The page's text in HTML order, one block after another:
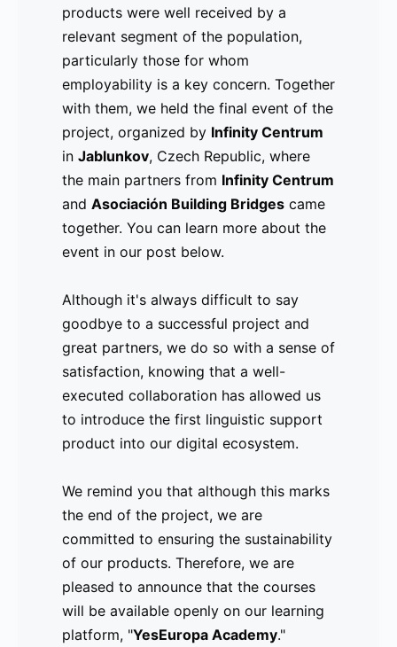
products were well received by a
relevant segment of the population,
particularly those for whom
employability is a key concern. Together
with them, we held the final event of the
project, organized by Infinity Centrum
in Jablunkov, Czech Republic, where
the main partners from Infinity Centrum
and Asociación Building Bridges came
together. You can learn more about the
event in our post below.
Although it's always difficult to say
goodbye to a successful project and
great partners, we do so with a sense of
satisfaction, knowing that a well-
executed collaboration has allowed us
to introduce the first linguistic support
product into our digital ecosystem.
We remind you that although this marks
the end of the project, we are
committed to ensuring the sustainability
of our products. Therefore, we are
pleased to announce that the courses
will be available openly on our learning
platform, "YesEuropa Academy."
Gracias a nuestro socio asociado
principal,ConUcrania, el proyecto y sus
productos fueron bien recibidos por un
segmento relevante de la población,
especialmente aquellos para quienes la
empleabilidad era un tema de gran
interés. Junto con ellos, se celebró el
evento final del proyecto, organizado
porInfinity CentrumenJablunkov,
República Checa, donde se reunieron
socios del proyecto,Infinity Centrum
Asociación Building Bridges. Pueden
ver más sobre el encunetro aquí.
Si bien es cierto que es difícil
despedirse de un buen proyecto y de
grandes socios, lo hacemos con una
una colaboración bien ejecutada nos ha
permitido introducir el primer producto
de ayuda lingüística en nuestro
ecosistema digital.
Les recordamos que, aunque este sea el
cierre del proyecto, velamos por la